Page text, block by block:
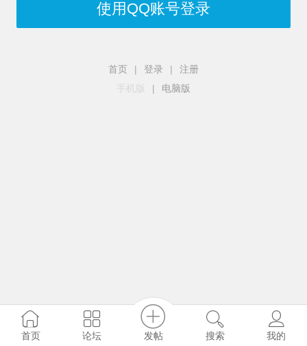
使用QQ账号登录
首页 | 登录 |
注册
手机版
| 电脑版
首页 论坛 发帖 搜索 我的